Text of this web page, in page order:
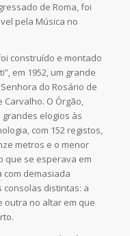
de Roma, foi
pela Música no
construído e montado
em 1952, um grande
do Rosário de
Carvalho. O Órgão,
grandes elogios às
com 152 registos,
metros e o menor
que se esperava em
com demasiada
distintas: a
outra no altar em que